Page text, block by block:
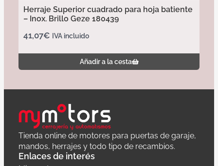
Herraje Superior cuadrado para hoja batiente
– Inox. Brillo Geze 180439
41,07€ IVA incluido
Añadir a la cesta
Tienda online de motores para puertas de garaje,
mandos, herrajes y todo tipo de recambios.
Enlaces de interés